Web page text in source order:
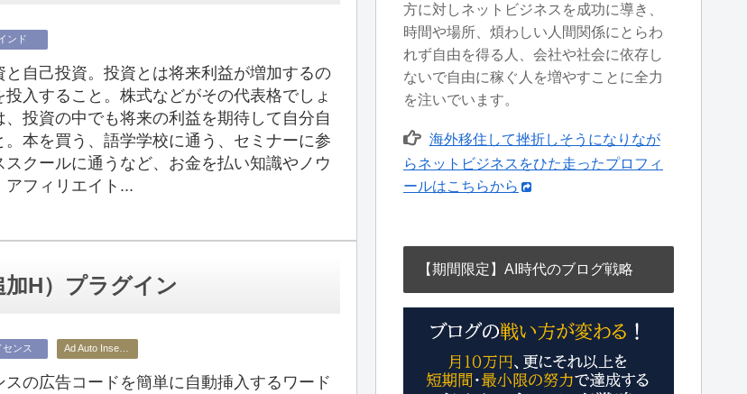
ンド
と自己投資。投資とは将来利益が増加するの
投入すること。株式などがその代表格でしょ
、投資の中でも将来の利益を期待して自分自
。本を買う、語学学校に通う、セミナーに参
スクールに通うなど、お金を払い知識やノウ
フィリエイト...
H）プラグイン
センス
スの広告コードを簡単に自動挿入するワード
方に対しネットビジネスを成功に導き、
時間や場所、煩わしい人間関係にとらわ
れず自由を得る人、会社や社会に依存し
ないで自由に稼ぐ人を増やすことに全力
を注いでいます。
海外移住して挫折しそうになりなが
らネットビジネスをひた走ったプロフィ
ールはこちらから
【期間限定】AI時代のブログ戦略